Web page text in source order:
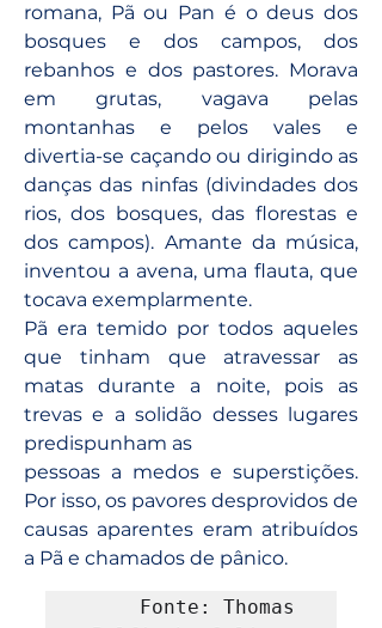
romana, Pã ou Pan é o deus dos
bosques e dos campos, dos
rebanhos e dos pastores. Morava
em grutas, vagava pelas
montanhas e pelos vales e
divertia-se caçando ou dirigindo as
danças das ninfas (divindades dos
rios, dos bosques, das florestas e
dos campos). Amante da música,
inventou a avena, uma flauta, que
tocava exemplarmente.
Pã era temido por todos aqueles
que tinham que atravessar as
matas durante a noite, pois as
trevas e a solidão desses lugares
predispunham as
pessoas a medos e superstições.
Por isso, os pavores desprovidos de
causas aparentes eram atribuídos
a Pã e chamados de pânico.
Fonte: Thomas